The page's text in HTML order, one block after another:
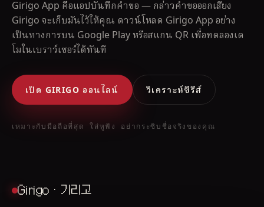
Girigo App คือแอปบันทึกคำขอ — กล่าวคำขอออกเสียง
Girigo จะเก็บมันไว้ให้คุณ ดาวน์โหลด Girigo App อย่าง
เป็นทางการบน Google Play หรือสแกน QR เพื่อทดลองเด
โมในเบราว์เซอร์ได้ทันที
เปิด GIRIGO ออนไลน์ วิเคราะห์ซีรีส์
เหมาะกับมือถือที่สุด ใส่หูฟัง อย่ากระซิบชื่อจริงของคุณ
Girigo · 기리고